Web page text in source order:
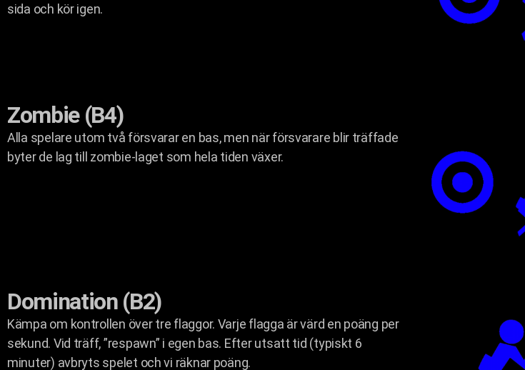
sida och kör igen.
Zombie (B4)
Alla spelare utom två försvarar en bas, men när försvarare blir träffade
byter de lag till zombie-laget som hela tiden växer.
Domination (B2)
Kämpa om kontrollen över tre flaggor. Varje flagga är värd en poäng per
sekund. Vid träff, ”respawn” i egen bas. Efter utsatt tid (typiskt 6
minuter) avbryts spelet och vi räknar poäng.